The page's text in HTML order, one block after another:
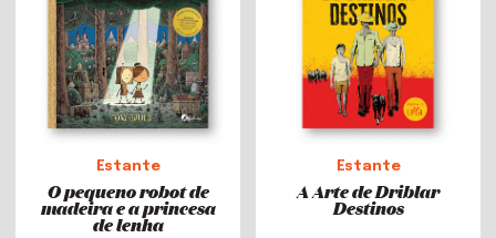
Estante
O pequeno robot de
madeira e a princesa
de lenha
Estante
A Arte de Driblar
Destinos